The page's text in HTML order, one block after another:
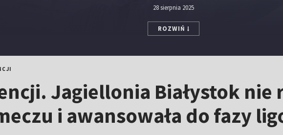
28 sierpnia 2025
ROZWIŃ
Jagiellonia Białystok
i awansowała do fazy